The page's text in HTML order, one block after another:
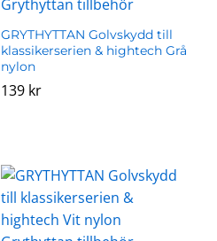
GRYTHYTTAN Golvskydd till
klassikerserien & hightech Grå
nylon
139 kr
139 kr